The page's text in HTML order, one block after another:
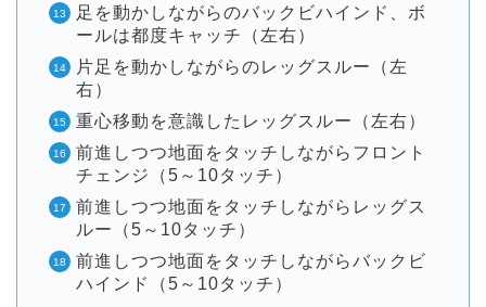
足を動かしながらのバックビハインド、ボ
ールは都度キャッチ（左右）
片足を動かしながらのレッグスルー（左
右）
重心移動を意識したレッグスルー（左右）
前進しつつ地面をタッチしながらフロント
チェンジ（5～10タッチ）
前進しつつ地面をタッチしながらレッグス
ルー（5～10タッチ）
前進しつつ地面をタッチしながらバックビ
ハインド（5～10タッチ）